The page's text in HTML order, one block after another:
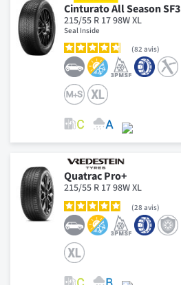
Cinturato All Season SF3
215/55 R 17 98W XL
Seal Inside
82 avis
Quatrac Pro+
215/55 R 17 98W XL
28 avis